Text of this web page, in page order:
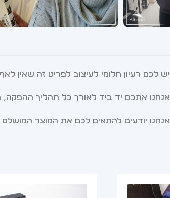
יש לכם רעיון חלומי לעיצוב לפריט זה
אנחנו אתכם יד ביד לאורך כל תהליך ההפקה,
אנחנו יודעים להתאים לכם את המוצר